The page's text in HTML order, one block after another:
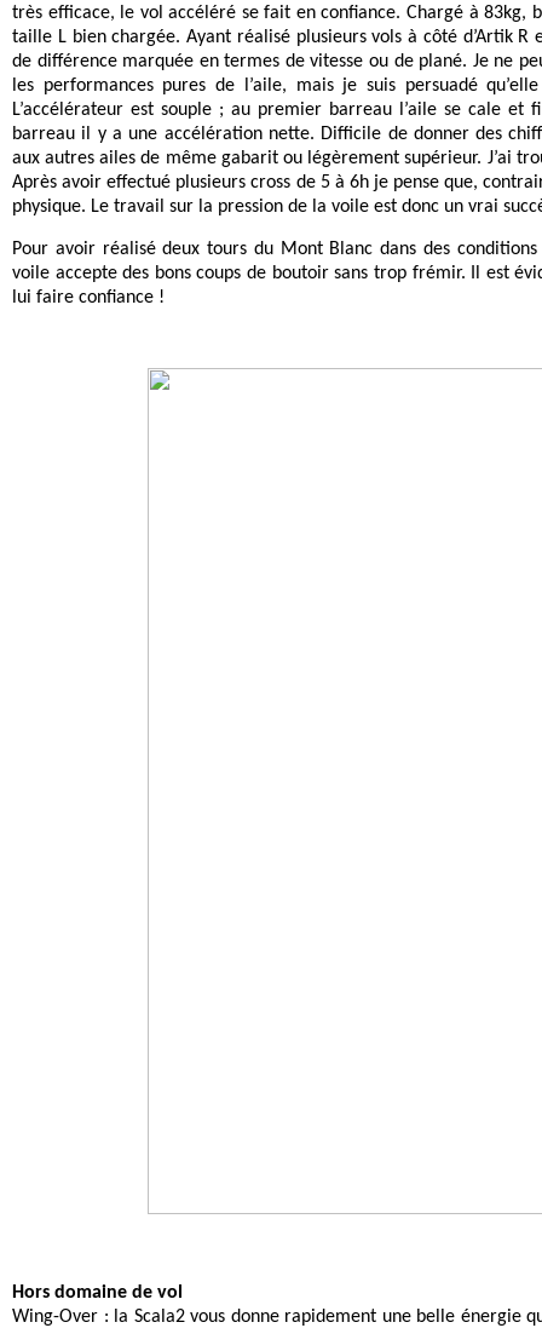
très efficace, le vol accéléré se fait en confiance. Chargé à 83kg,
taille L bien chargée. Ayant réalisé plusieurs vols à côté d’Artik R
de différence marquée en termes de vitesse ou de plané. Je ne
les performances pures de l’aile, mais je suis persuadé
L’accélérateur est souple ; au premier barreau l’aile se cale et
barreau il y a une accélération nette. Difficile de donner des
aux autres ailes de même gabarit ou légèrement supérieur. J’ai
Après avoir effectué plusieurs cross de 5 à 6h je pense que,
physique. Le travail sur la pression de la voile est donc un vrai
Pour avoir réalisé deux tours du Mont Blanc dans des
voile accepte des bons coups de boutoir sans trop frémir. Il est
lui faire confiance !
Hors domaine de vol
Wing-Over : la Scala2 vous donne rapidement une belle énergie